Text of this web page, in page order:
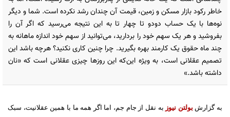
خاطر رکود بازار مسکن و زمین، قیمت آن چندان رشد نکرده است. شما و دیگر
نوه‌ها با یک حساب دودو تا چهار تا به این نتیجه می‌رسید که اگر آن را
بفروشید و هر یک سهم خود را بردارید، می‌توانید از سهم خود اندازه ماهانه به
چند ماه حقوق یک کارمند بهره بگیرید. چرا چنین کاری نکنید؟ هرچه باشد این
تصمیم عقلانی است، به ویژه این‌که این روزها چیزی عقلانی است که «نان
داشته باشد.»
به گزارش بولتن نیوز به نقل از جام جم، اما اگر همه ما با همین عقلانیت، سبک